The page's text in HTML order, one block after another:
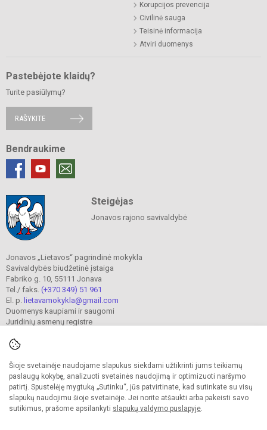
Šioje svetainėje naudojame slapukus siekdami užtikrinti jums teikiamų
paslaugų kokybę, analizuoti svetainės naudojimą ir optimizuoti naršymo
patirtį. Spustelėję mygtuką „Sutinku“, jūs patvirtinate, kad sutinkate su visų
slapukų naudojimu šioje svetainėje. Jei norite atšaukti arba pakeisti savo
sutikimus, prašome apsilankyti slapukų valdymo puslapyje.
Korupcijos prevencija
Civilinė sauga
Teisinė informacija
Atviri duomenys
Pastebėjote klaidų?
Turite pasiūlymų?
RAŠYKITE
Bendraukime
Steigėjas
Jonavos rajono savivaldybė
Jonavos „Lietavos“ pagrindinė mokykla
Savivaldybės biudžetinė įstaiga
Fabriko g. 10, 55111 Jonava
Tel./ faks. (+370 349) 51 961
El. p. lietavamokykla@gmail.com
Duomenys kaupiami ir saugomi
Juridinių asmenų registre
© 2023. Jonavos Lietavos pagrindinė mokykla. Visos teisės saugomos.
Kopijuoti turinį be raštiško įstaigos administracijos sutikimo griežtai draudžiama.
Prieinamumo paraiška Slapukų valdymas